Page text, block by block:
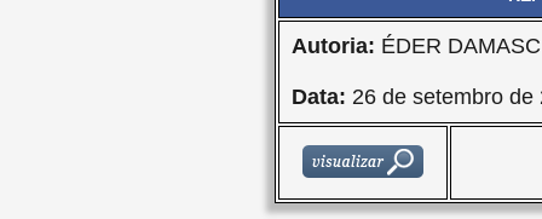
Autoria: ÉDER
Data: 26 de setembro de